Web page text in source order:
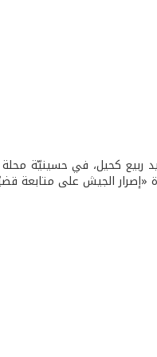
ربيع كحيل، في حسينيّة
«إصرار الجيش على